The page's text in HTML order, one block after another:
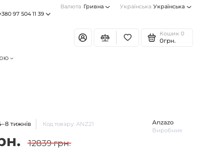
97 504 11 39
Валюта Гривна Українська Українська
Кошик 0
0грн.
тижнів Код товару: ANZ21
Anzazo
Виробник
12839 грн.